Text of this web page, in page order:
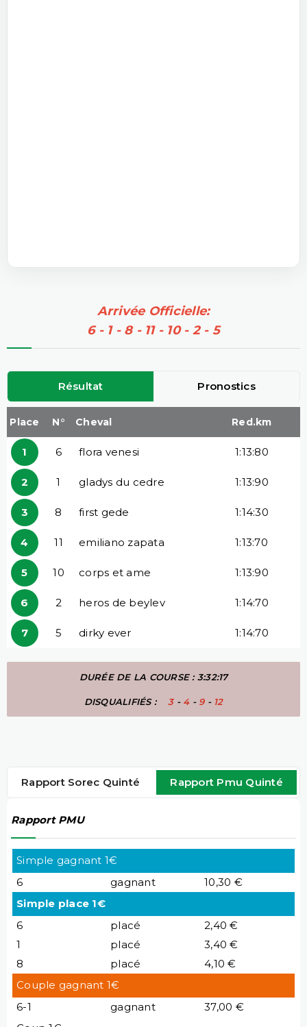
Arrivée Officielle:
6 - 1 - 8 - 11 - 10 - 2 - 5
Résultat Pronostics
Place N° Cheval Red.km
1 6 flora venesi 1:13:80
2 1 gladys du cedre 1:13:90
3 8 first gede 1:14:30
4 11 emiliano zapata 1:13:70
5 10 corps et ame 1:13:90
6 2 heros de beylev 1:14:70
7 5 dirky ever 1:14:70
DURÉE DE LA COURSE : 3:32:17
DISQUALIFIÉS : 3- 4- 9- 12
Rapport Sorec Quinté Rapport Pmu Quinté
Rapport PMU
Simple gagnant 1€
6
gagnant
10,30 €
Simple place 1€
6
placé
2,40 €
1
placé
3,40 €
8
placé
4,10 €
Couple gagnant 1€
6-1
gagnant
37,00 €